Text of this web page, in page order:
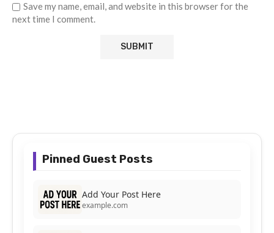
Save my name, email, and website in this browser for the
next time I comment.
Pinned Guest Posts
Add Your Post Here
example.com